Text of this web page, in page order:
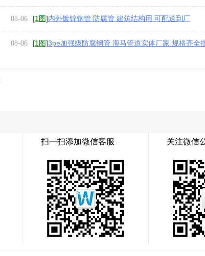
架空 走水
08-06 [1图]内外镀锌钢管 防腐管 建筑结构用 可配送到厂
08-06 [1图]3pe加强级防腐钢管 海马管道实体厂家 规格齐全
扫一扫添加微信客服 关注微信